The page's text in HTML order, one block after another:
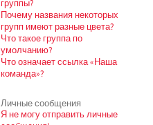
группы?
Почему названия некоторых
групп имеют разные цвета?
Что такое группа по
умолчанию?
Что означает ссылка «Наша
команда»?
Личные сообщения
Я не могу отправить личные